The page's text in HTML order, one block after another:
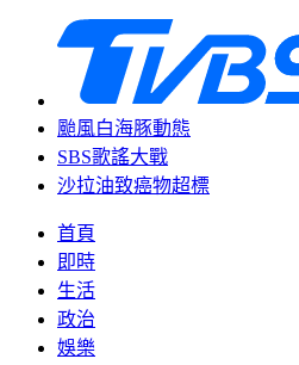
颱風白海豚動態
SBS歌謠大戰
沙拉油致癌物超標
首頁
即時
生活
政治
娛樂